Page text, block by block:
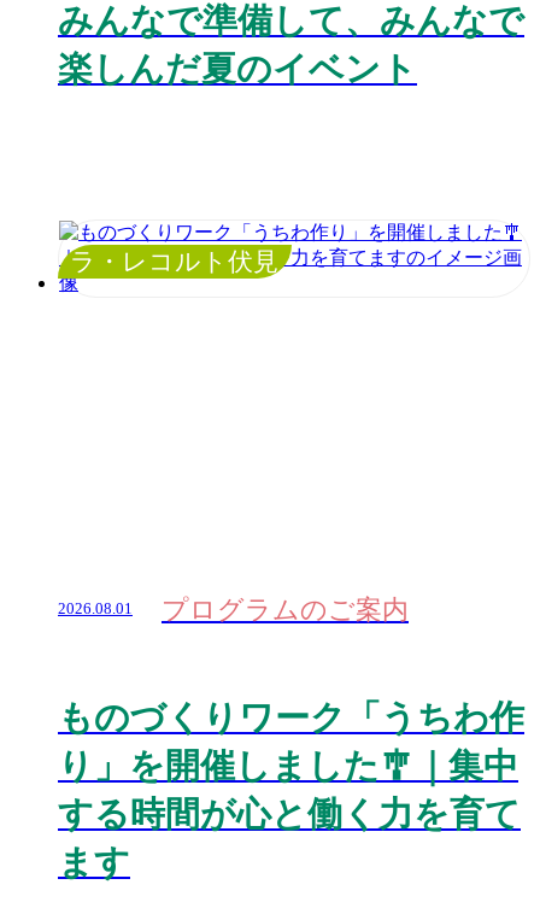
みんなで準備して、みんなで
楽しんだ夏のイベント
ラ・レコルト伏見
2026.08.01 プログラムのご案内
ものづくりワーク「うちわ作
り」を開催しました🎐｜集中
する時間が心と働く力を育て
ます